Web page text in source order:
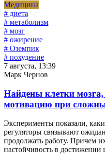
Медицина
# диета
# метаболизм
# мозг
# ожирение
# Оземпик
# похудение
7 августа, 13:39
Марк Чернов
Найдены клетки
мотивацию при
Эксперименты показали,
регуляторы связывают
продолжать работу. Причем
настойчивость в достижении